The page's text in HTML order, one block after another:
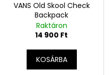
VANS Old Skool Check
Backpack
Raktáron
14 900 Ft
KOSÁRBA